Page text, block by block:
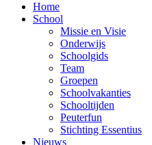
Home
School
Missie en Visie
Onderwijs
Schoolgids
Team
Groepen
Schoolvakanties
Schooltijden
Peuterfun
Stichting Essentius
Nieuws